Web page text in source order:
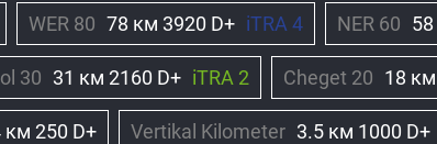
WER 80 78 км 3920 D+ iTRA 4 NER 60
30 31 км 2160 D+ iTRA 2 Cheget 20 18
км 250 D+ Vertikal Kilometer 3.5 км 1000 D+